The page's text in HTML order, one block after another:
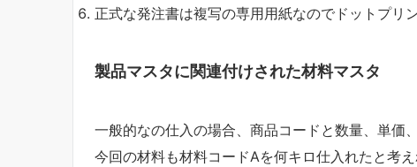
正式な発注書は複写の専用用紙なのでドットプリ
製品マスタに関連付けされた材料マスタ
一般的なの仕入の場合、商品コードと数量、単価
今回の材料も材料コードAを何キロ仕入れたと考え